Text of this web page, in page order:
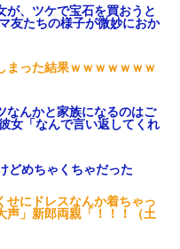
が、ツケで宝石を買おうと
友たちの様子が微妙におか
まった結果ｗｗｗｗｗｗｗ
なんかと家族になるのはご
女「なんで言い返してくれ
どめちゃくちゃだった
せにドレスなんか着ちゃっ
声」新郎両親「！！！（土